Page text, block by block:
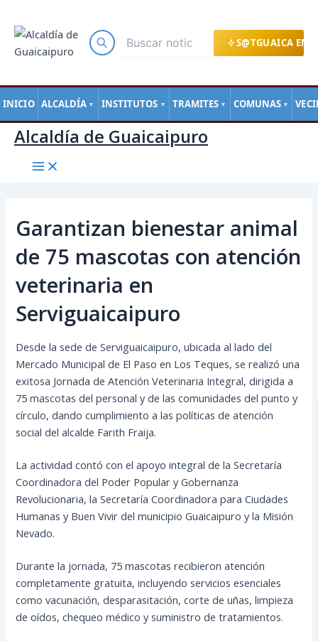
S@TGUAICA EN
INICIO ALCALDÍA ▼ INSTITUTOS ▼ TRAMITES ▼ COMUNAS ▼
contenido
Alcaldía de Guaicaipuro
Garantizan bienestar animal
de 75 mascotas con atención
veterinaria en
Serviguaicaipuro
Desde la sede de Serviguaicaipuro, ubicada al lado del
Mercado Municipal de El Paso en Los Teques, se realizó una
exitosa Jornada de Atención Veterinaria Integral, dirigida a
75 mascotas del personal y de las comunidades del punto y
círculo, dando cumplimiento a las políticas de atención
social del alcalde Farith Fraija.
La actividad contó con el apoyo integral de la Secretaría
Coordinadora del Poder Popular y Gobernanza
Revolucionaria, la Secretaría Coordinadora para Ciudades
Humanas y Buen Vivir del municipio Guaicaipuro y la Misión
Nevado.
Durante la jornada, 75 mascotas recibieron atención
completamente gratuita, incluyendo servicios esenciales
como vacunación, desparasitación, corte de uñas, limpieza
de oídos, chequeo médico y suministro de tratamientos.
de
entradas